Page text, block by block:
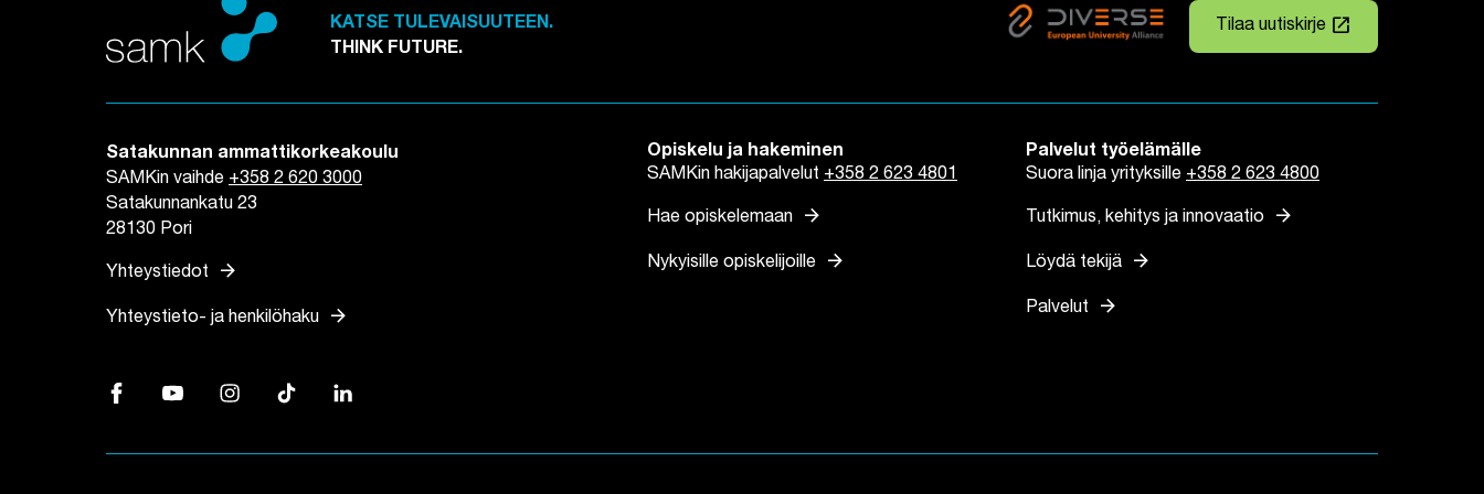
KATSE TULEVAISUUTEEN.
THINK FUTURE.
Tilaa uutiskirje launch
Satakunnan ammattikorkeakoulu
SAMKin vaihde +358 2 620 3000
Satakunnankatu 23
28130 Pori
Yhteystiedot arrow_forward
Yhteystieto- ja henkilöhaku arrow_forward
Opiskelu ja hakeminen
SAMKin hakijapalvelut +358 2 623 4801
Hae opiskelemaan arrow_forward
Nykyisille opiskelijoille arrow_forward
Palvelut työelämälle
Suora linja yrityksille +358 2 623 4800
Tutkimus, kehitys ja innovaatio arrow_forward
Löydä tekijä arrow_forward
Palvelut arrow_forward
Facebook, Linkki avautuu uuteen välilehteen
YouTube, Linkki avautuu uuteen välilehteen
Instagram, Linkki avautuu uuteen välilehteen
TikTok, Linkki avautuu uuteen välilehteen
LinkedIn, Linkki avautuu uuteen välilehteen